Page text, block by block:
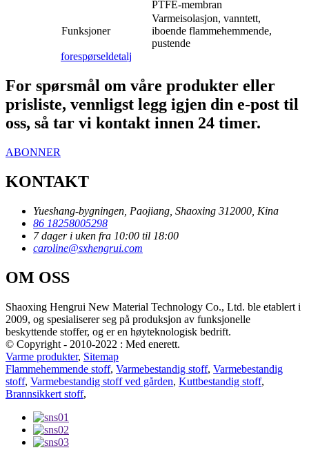
PTFE-membran
Funksjoner
Varmeisolasjon, vanntett,
iboende flammehemmende,
pustende
forespørseldetalj
For spørsmål om våre produkter eller
prisliste, vennligst legg igjen din e-post til
oss, så tar vi kontakt innen 24 timer.
ABONNER
KONTAKT
Yueshang-bygningen, Paojiang, Shaoxing 312000, Kina
86 18258005298
7 dager i uken fra 10:00 til 18:00
caroline@sxhengrui.com
OM OSS
Shaoxing Hengrui New Material Technology Co., Ltd. ble etablert i
2009, og spesialiserer seg på produksjon av funksjonelle
beskyttende stoffer, og er en høyteknologisk bedrift.
© Copyright - 2010-2022 : Med enerett.
Varme produkter, Sitemap
Flammehemmende stoff, Varmebestandig stoff, Varmebestandig
stoff, Varmebestandig stoff ved gården, Kuttbestandig stoff,
Brannsikkert stoff,